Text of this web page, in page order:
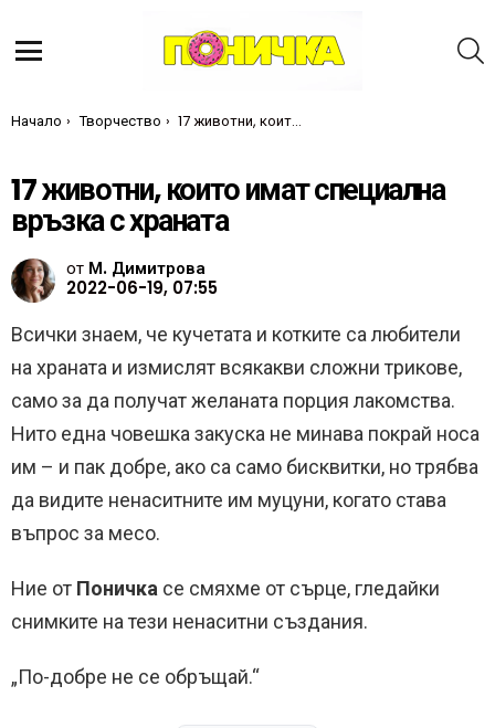
Ти си тук:
Начало Творчество 17 животни, които имат специална връзка с храната
17 животни, които имат специална
връзка с храната
от М. Димитрова
2022-06-19, 07:55
Всички знаем, че кучетата и котките са любители
на храната и измислят всякакви сложни трикове,
само за да получат желаната порция лакомства.
Нито една човешка закуска не минава покрай носа
им – и пак добре, ако са само бисквитки, но трябва
да видите ненаситните им муцуни, когато става
въпрос за месо.
Ние от Поничка се смяхме от сърце, гледайки
снимките на тези ненаситни създания.
„По-добре не се обръщай.“